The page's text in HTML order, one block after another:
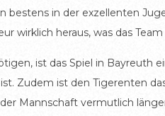
in der exzellenten
wirklich heraus, was das
ist das Spiel in Bayreuth
Zudem ist den Tigerenten
Mannschaft vermutlich